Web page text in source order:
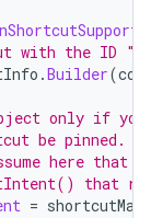
with the ID
.Builder(
only if
be pinned.
here that
that
=